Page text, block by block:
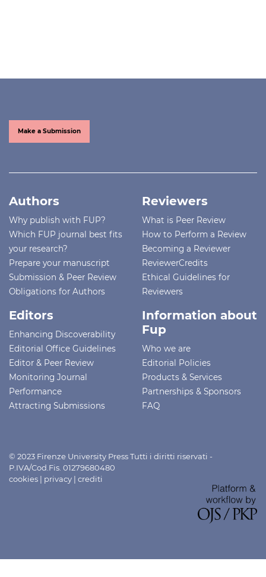
Make a Submission
Authors
Why publish with FUP?
Which FUP journal best fits
your research?
Prepare your manuscript
Submission & Peer Review
Obligations for Authors
Reviewers
What is Peer Review
How to Perform a Review
Becoming a Reviewer
ReviewerCredits
Ethical Guidelines for
Reviewers
Editors
Enhancing Discoverability
Editorial Office Guidelines
Editor & Peer Review
Monitoring Journal
Performance
Attracting Submissions
Information about
Fup
Who we are
Editorial Policies
Products & Services
Partnerships & Sponsors
FAQ
© 2023 Firenze University Press Tutti i diritti riservati -
P.IVA/Cod.Fis. 01279680480
cookies | privacy | crediti